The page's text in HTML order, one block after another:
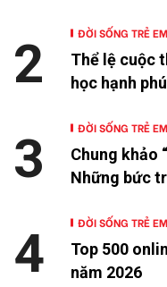
ĐỜI SỐNG TRẺ EM
Thể lệ cuộc
học hạnh
2
ĐỜI SỐNG TRẺ EM
Chung khảo
Những bức
3
ĐỜI SỐNG TRẺ EM
Top 500
năm 2026
4